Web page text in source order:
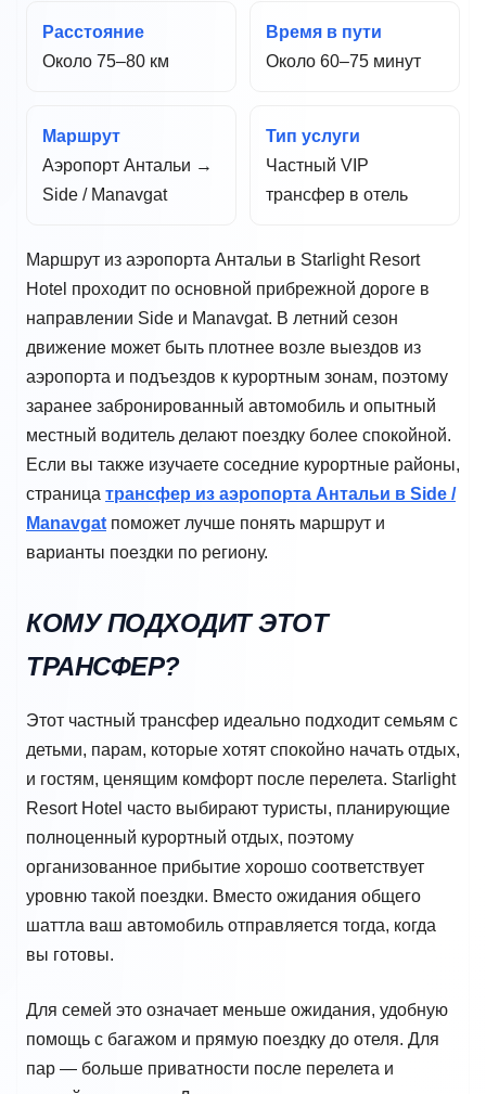
Расстояние
Около 75–80 км
Время в пути
Около 60–75 минут
Маршрут
Аэропорт Антальи →
Side / Manavgat
Тип услуги
Частный VIP
трансфер в отель
Маршрут из аэропорта Антальи в Starlight Resort
Hotel проходит по основной прибрежной дороге в
направлении Side и Manavgat. В летний сезон
движение может быть плотнее возле выездов из
аэропорта и подъездов к курортным зонам, поэтому
заранее забронированный автомобиль и опытный
местный водитель делают поездку более спокойной.
Если вы также изучаете соседние курортные районы,
страница трансфер из аэропорта Антальи в Side /
Manavgat поможет лучше понять маршрут и
варианты поездки по региону.
КОМУ ПОДХОДИТ ЭТОТ
ТРАНСФЕР?
Этот частный трансфер идеально подходит семьям с
детьми, парам, которые хотят спокойно начать отдых,
и гостям, ценящим комфорт после перелета. Starlight
Resort Hotel часто выбирают туристы, планирующие
полноценный курортный отдых, поэтому
организованное прибытие хорошо соответствует
уровню такой поездки. Вместо ожидания общего
шаттла ваш автомобиль отправляется тогда, когда
вы готовы.
Для семей это означает меньше ожидания, удобную
помощь с багажом и прямую поездку до отеля. Для
пар — больше приватности после перелета и